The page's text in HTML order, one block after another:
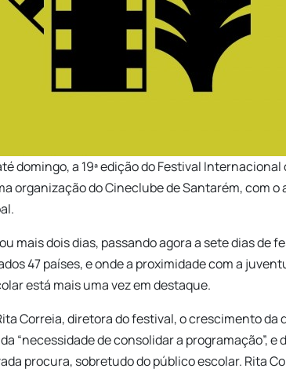
domingo, a 19ª edição do Festival Internacional
organização do Cineclube de Santarém, com o
mais dois dias, passando agora a sete dias de
47 países, e onde a proximidade com a
está mais uma vez em destaque.
Correia, diretora do festival, o crescimento da
“necessidade de consolidar a programação”, e
procura, sobretudo do público escolar. Rita